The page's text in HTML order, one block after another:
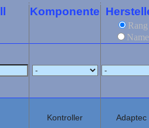
Komponente
Rang
Name
Kontroller Adaptec